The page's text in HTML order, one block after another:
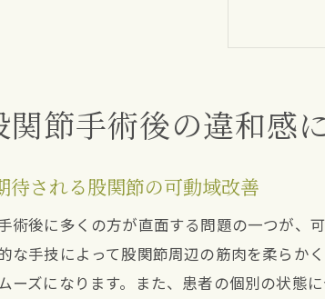
兵庫
関節手術後の違和感
待される股関節の可動域改善
術後に多くの方が直面する問題の一つが、
な手技によって股関節周辺の筋肉を柔らか
ーズになります。また、患者の個別の状態